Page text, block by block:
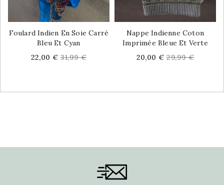
Foulard Indien En Soie Carré
Bleu Et Cyan
Price
22,00 € Regular
31,99 €
Nappe Indienne Coton
Imprimée Bleue Et Verte
Price
20,00 € Regular
29,99 €